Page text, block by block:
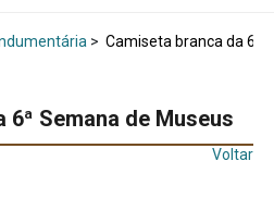
> Camiseta branca da 6ª
6ª Semana de Museus
Voltar